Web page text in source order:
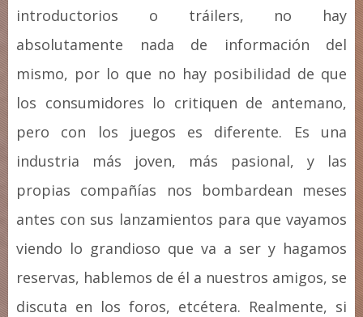
introductorios o tráilers, no hay
absolutamente nada de información del
mismo, por lo que no hay posibilidad de que
los consumidores lo critiquen de antemano,
pero con los juegos es diferente. Es una
industria más joven, más pasional, y las
propias compañías nos bombardean meses
antes con sus lanzamientos para que vayamos
viendo lo grandioso que va a ser y hagamos
reservas, hablemos de él a nuestros amigos, se
discuta en los foros, etcétera. Realmente, si